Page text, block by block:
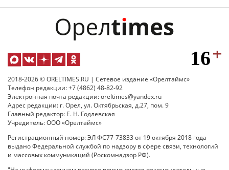
2018-2026 © ORELTIMES.RU | Сетевое издание «Орелтаймс»
Телефон редакции: +7 (4862) 48-82-92
Электронная почта редакции: oreltimes@yandex.ru
Адрес редакции: г. Орел, ул. Октябрьская, д.27, пом. 9
Главный редактор: Е. Н. Годлевская
Учредитель: ООО «Орелтаймс»
Регистрационный номер: ЭЛ ФС77-73833 от 19 октября 2018 года
выдано Федеральной службой по надзору в сфере связи, технологий
и массовых коммуникаций (Роскомнадзор РФ).